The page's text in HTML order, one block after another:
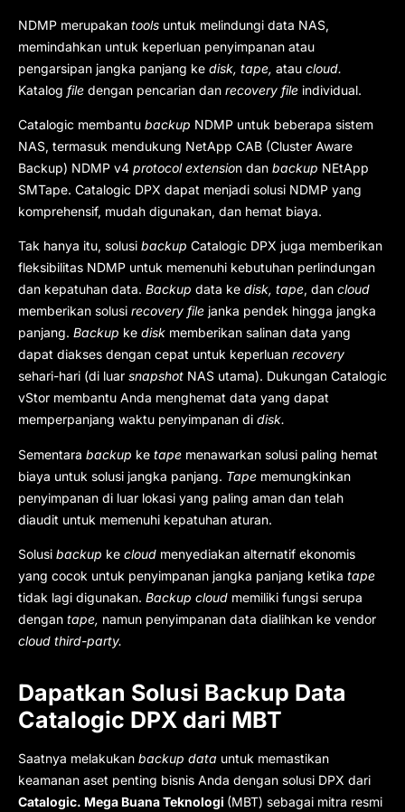
NDMP merupakan tools untuk melindungi data NAS,
memindahkan untuk keperluan penyimpanan atau
pengarsipan jangka panjang ke disk, tape, atau cloud.
Katalog file dengan pencarian dan recovery file individual.
Catalogic membantu backup NDMP untuk beberapa sistem
NAS, termasuk mendukung NetApp CAB (Cluster Aware
Backup) NDMP v4 protocol extension dan backup NEtApp
SMTape. Catalogic DPX dapat menjadi solusi NDMP yang
komprehensif, mudah digunakan, dan hemat biaya.
Tak hanya itu, solusi backup Catalogic DPX juga memberikan
fleksibilitas NDMP untuk memenuhi kebutuhan perlindungan
dan kepatuhan data. Backup data ke disk, tape, dan cloud
memberikan solusi recovery file janka pendek hingga jangka
panjang. Backup ke disk memberikan salinan data yang
dapat diakses dengan cepat untuk keperluan recovery
sehari-hari (di luar snapshot NAS utama). Dukungan Catalogic
vStor membantu Anda menghemat data yang dapat
memperpanjang waktu penyimpanan di disk.
Sementara backup ke tape menawarkan solusi paling hemat
biaya untuk solusi jangka panjang. Tape memungkinkan
penyimpanan di luar lokasi yang paling aman dan telah
diaudit untuk memenuhi kepatuhan aturan.
Solusi backup ke cloud menyediakan alternatif ekonomis
yang cocok untuk penyimpanan jangka panjang ketika tape
tidak lagi digunakan. Backup cloud memiliki fungsi serupa
dengan tape, namun penyimpanan data dialihkan ke vendor
cloud third-party.
Dapatkan Solusi Backup Data
Catalogic DPX dari MBT
Saatnya melakukan backup data untuk memastikan
keamanan aset penting bisnis Anda dengan solusi DPX dari
Catalogic. Mega Buana Teknologi (MBT) sebagai mitra resmi